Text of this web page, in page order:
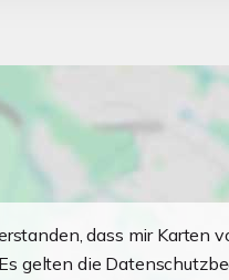
dass mir Karten
gelten die